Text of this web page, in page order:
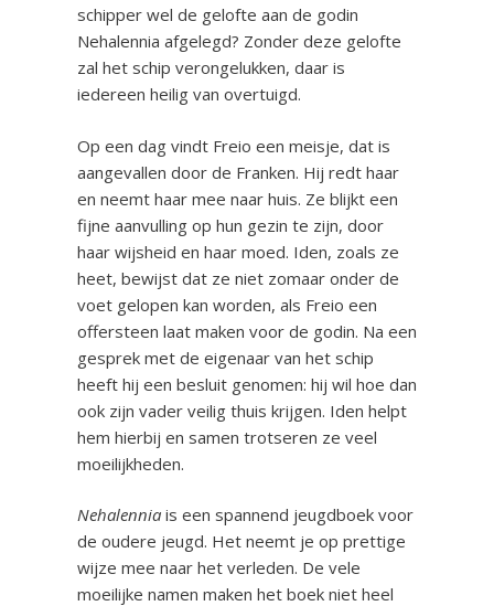
schipper wel de gelofte aan de godin
Nehalennia afgelegd? Zonder deze gelofte
zal het schip verongelukken, daar is
iedereen heilig van overtuigd.
Op een dag vindt Freio een meisje, dat is
aangevallen door de Franken. Hij redt haar
en neemt haar mee naar huis. Ze blijkt een
fijne aanvulling op hun gezin te zijn, door
haar wijsheid en haar moed. Iden, zoals ze
heet, bewijst dat ze niet zomaar onder de
voet gelopen kan worden, als Freio een
offersteen laat maken voor de godin. Na een
gesprek met de eigenaar van het schip
heeft hij een besluit genomen: hij wil hoe dan
ook zijn vader veilig thuis krijgen. Iden helpt
hem hierbij en samen trotseren ze veel
moeilijkheden.
Nehalennia is een spannend jeugdboek voor
de oudere jeugd. Het neemt je op prettige
wijze mee naar het verleden. De vele
moeilijke namen maken het boek niet heel